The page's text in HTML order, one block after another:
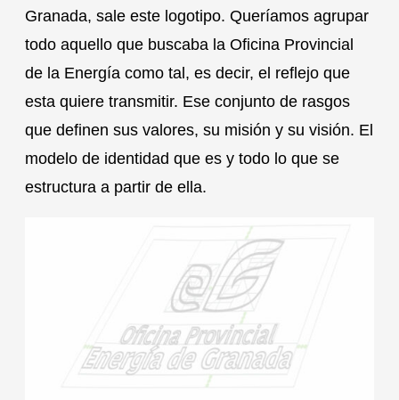
Granada, sale este logotipo. Queríamos agrupar
todo aquello que buscaba la Oficina Provincial
de la Energía como tal, es decir, el reflejo que
esta quiere transmitir. Ese conjunto de rasgos
que definen sus valores, su misión y su visión. El
modelo de identidad que es y todo lo que se
estructura a partir de ella.